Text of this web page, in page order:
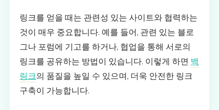
링크를 얻을 때는 관련성 있는 사이트와 협력하는
것이 매우 중요합니다. 예를 들어, 관련 있는 블로
그나 포럼에 기고를 하거나, 협업을 통해 서로의
링크를 공유하는 방법이 있습니다. 이렇게 하면 백
링크의 품질을 높일 수 있으며, 더욱 안전한 링크
구축이 가능합니다.